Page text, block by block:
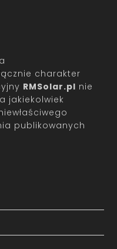
charakter
RMSolar.pl nie
jakiekolwiek
publikowanych